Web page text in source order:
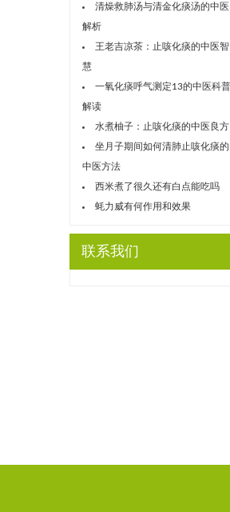
清燥救肺汤与清金化痰汤的中医
解析
王老吉凉茶：止咳化痰的中医智
慧
一氧化痰呼气测定13的中医科普
解读
水煮柚子：止咳化痰的中医良方
坐月子期间如何清肺止咳化痰的
中医方法
西米煮了很久还有白点能吃吗
蚝力威有何作用和效果
联系我们